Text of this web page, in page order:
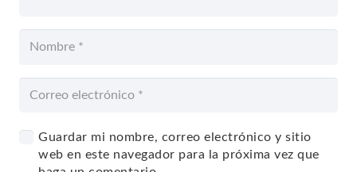
Guardar mi nombre, correo electrónico y sitio
web en este navegador para la próxima vez que